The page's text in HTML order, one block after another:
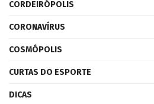
CORDEIRÓPOLIS
CORONAVÍRUS
COSMÓPOLIS
CURTAS DO ESPORTE
DICAS